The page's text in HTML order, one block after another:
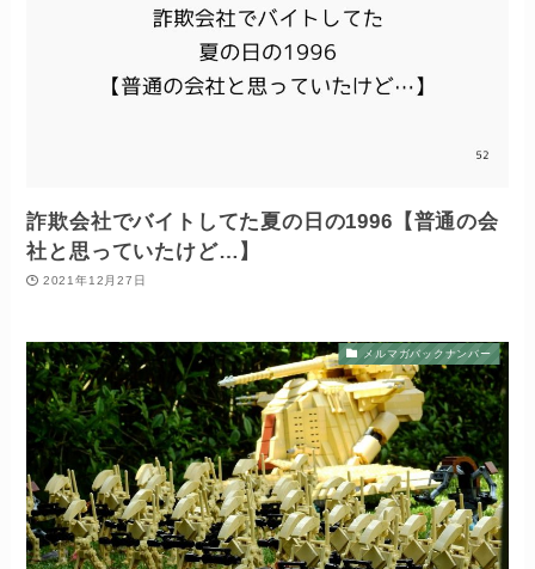
詐欺会社でバイトしてた夏の日の1996【普通の会
社と思っていたけど…】
2021年12月27日
メルマガバックナンバー